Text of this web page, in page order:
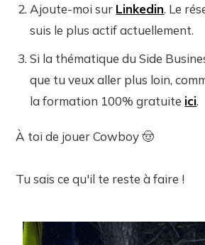
Ajoute-moi sur Linkedin. Le
suis le plus actif actuellement.
Si la thématique du Side
que tu veux aller plus loin,
la formation 100% gratuite ici.
À toi de jouer Cowboy 🤠
Tu sais ce qu'il te reste à faire !